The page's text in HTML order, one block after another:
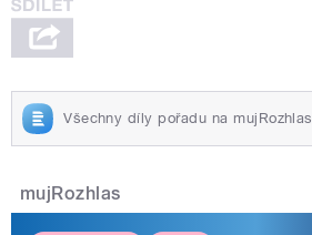
Všechny díly pořadu na mujRozhlas
mujRozhlas